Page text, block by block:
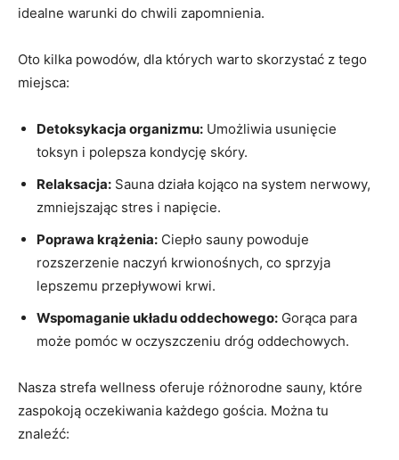
idealne warunki do chwili zapomnienia.
Oto kilka powodów, dla których warto skorzystać z tego
miejsca:
Detoksykacja organizmu: Umożliwia usunięcie
toksyn i polepsza kondycję skóry.
Relaksacja: Sauna działa kojąco na system nerwowy,
zmniejszając stres i napięcie.
Poprawa krążenia: Ciepło sauny powoduje
rozszerzenie naczyń krwionośnych, co sprzyja
lepszemu przepływowi krwi.
Wspomaganie układu oddechowego: Gorąca para
może pomóc w oczyszczeniu dróg oddechowych.
Nasza strefa wellness oferuje różnorodne sauny, które
zaspokoją oczekiwania każdego gościa. Można tu
znaleźć: